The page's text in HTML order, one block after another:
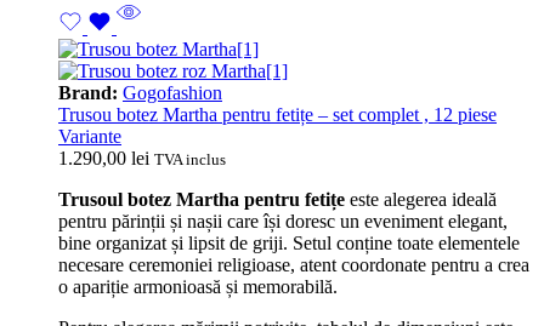
Brand: Gogofashion
Trusou botez Martha pentru fetițe – set complet , 12 piese
Variante
1.290,00 lei TVA inclus
Trusoul botez Martha pentru fetițe este alegerea ideală
pentru părinții și nașii care își doresc un eveniment elegant,
bine organizat și lipsit de griji. Setul conține toate elementele
necesare ceremoniei religioase, atent coordonate pentru a crea
o apariție armonioasă și memorabilă.